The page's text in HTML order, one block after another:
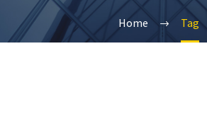
Home Tag